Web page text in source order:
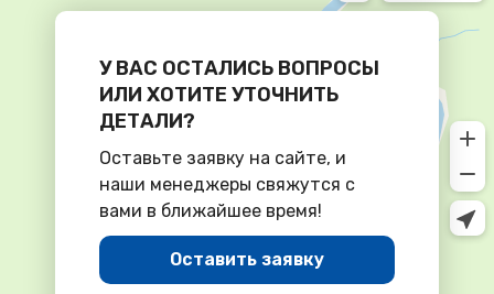
У ВАС ОСТАЛИСЬ ВОПРОСЫ
ИЛИ ХОТИТЕ УТОЧНИТЬ
ДЕТАЛИ?
Оставьте заявку на сайте, и
наши менеджеры свяжутся с
вами в ближайшее время!
Оставить заявку